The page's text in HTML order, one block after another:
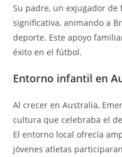
Su padre, un exjugador
significativa, animando a
deporte. Este apoyo
éxito en el fútbol.
Entorno infantil en
Al crecer en Australia,
cultura que celebraba el
El entorno local ofrecía
jóvenes atletas